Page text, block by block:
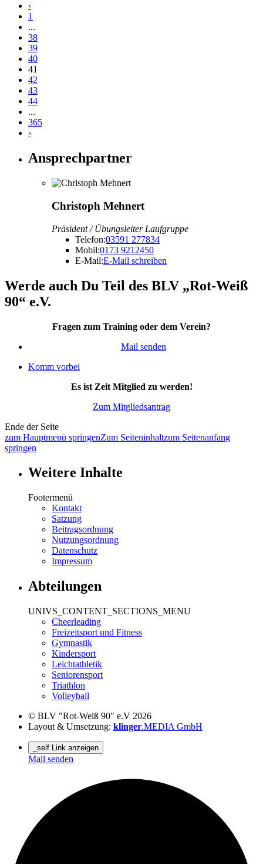
‹
1
...
38
39
40
41
42
43
44
...
365
›
Ansprechpartner
Christoph Mehnert
Präsident / Übungsleiter Laufgruppe
Telefon:03591 277834
Mobil:0173 9212450
E-Mail:E-Mail schreiben
Werde auch Du Teil des BLV „Rot-Weiß
90“ e.V.
Fragen zum Training oder dem Verein?
Mail senden
Komm vorbei
Es ist Zeit Mitglied zu werden!
Zum Mitgliedsantrag
Ende der Seite
zum Hauptmenü springenZum Seiteninhaltzum Seitenanfang
springen
Weitere Inhalte
Footermenü
Kontakt
Satzung
Beitragsordnung
Nutzungsordnung
Datenschutz
Impressum
Abteilungen
UNIVS_CONTENT_SECTIONS_MENU
Cheerleading
Freizeitsport und Fitness
Gymnastik
Kindersport
Leichtathletik
Seniorensport
Triathlon
Volleyball
© BLV "Rot-Weiß 90" e.V 2026
Layout & Umsetzung: klinger.MEDIA GmbH
_self Link anzeigen
Mail senden